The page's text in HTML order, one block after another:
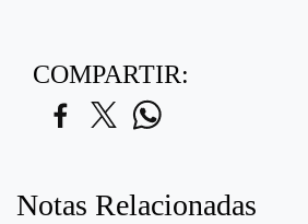
COMPARTIR:
Notas Relacionadas